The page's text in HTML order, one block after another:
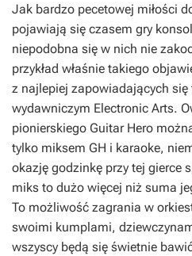
Jak bardzo pecetowej miłości
pojawiają się czasem gry
niepodobna się w nich nie
przykład właśnie takiego
z najlepiej zapowiadających się
wydawniczym Electronic Arts.
pionierskiego Guitar Hero
tylko miksem GH i karaoke,
okazję godzinkę przy tej gierce
miks to dużo więcej niż suma
To możliwość zagrania w
swoimi kumplami,
wszyscy będą się świetnie